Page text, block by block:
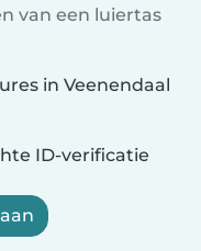
van een luiertas
in Veenendaal
ID-verificatie